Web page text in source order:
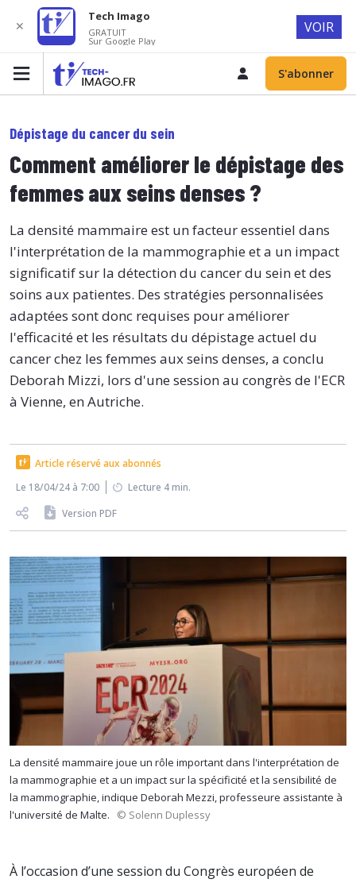
S'abonner
Dépistage du cancer du sein
Comment améliorer le dépistage des
femmes aux seins denses ?
La densité mammaire est un facteur essentiel dans
l'interprétation de la mammographie et a un impact
significatif sur la détection du cancer du sein et des
soins aux patientes. Des stratégies personnalisées
adaptées sont donc requises pour améliorer
l'efficacité et les résultats du dépistage actuel du
cancer chez les femmes aux seins denses, a conclu
Deborah Mizzi, lors d'une session au congrès de l'ECR
à Vienne, en Autriche.
Article réservé aux abonnés
Le 18/04/24 à 7:00
Lecture 4 min.
Version PDF
La densité mammaire joue un rôle important dans l'interprétation de
la mammographie et a un impact sur la spécificité et la sensibilité de
la mammographie, indique Deborah Mezzi, professeure assistante à
l'université de Malte.
© Solenn Duplessy
À l’occasion d’une session du Congrès européen de
✕
Tech Imago
GRATUIT
Sur Google Play
VOIR